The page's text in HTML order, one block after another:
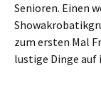
Senioren. Einen
zum ersten Mal
lustige Dinge auf